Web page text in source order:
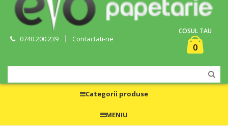
0740.200.239 Contactati-ne
COSUL TAU
0
Categorii produse
MENIU